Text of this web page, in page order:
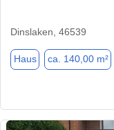
Dinslaken, 46539
Haus ca. 140,00 m²